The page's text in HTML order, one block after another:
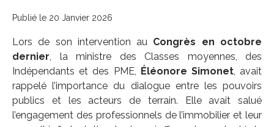
Publié le 20 Janvier 2026
Lors de son intervention au Congrès en octobre
dernier, la ministre des Classes moyennes, des
Indépendants et des PME, Éléonore Simonet, avait
rappelé l’importance du dialogue entre les pouvoirs
publics et les acteurs de terrain. Elle avait salué
l’engagement des professionnels de l’immobilier et leur